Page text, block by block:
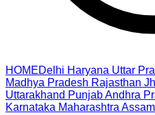
HOMEDelhi Haryana Uttar
Madhya Pradesh Rajasthan
Uttarakhand PunjabAndhra
Karnataka Maharashtra Assam